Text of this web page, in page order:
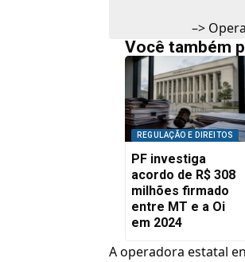
–>
Você também
REGULAÇÃO E DIREITOS
PF investiga
acordo de R$ 308
milhões firmado
entre MT e a Oi
em 2024
A operadora estatal